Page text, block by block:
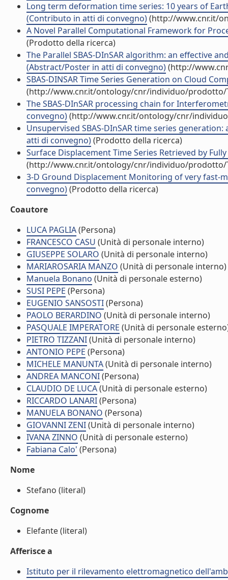
Long term deformation time series: 10 years of
(Contributo in atti di convegno)(http://www.cnr.it/
A Novel Parallel Computational Framework for
(Prodotto della ricerca)
The Parallel SBAS-DInSAR algorithm: an effective
(Abstract/Poster in atti di convegno)(http://
SBAS-DINSAR Time Series Generation on Cloud
(http://www.cnr.it/ontology/cnr/individuo/prodotto/
The SBAS-DInSAR processing chain for
convegno)(http://www.cnr.it/ontology/cnr/
Unsupervised SBAS-DInSAR time series
atti di convegno)(Prodotto della ricerca)
Surface Displacement Time Series Retrieved by
(http://www.cnr.it/ontology/cnr/individuo/prodotto/
3-D Ground Displacement Monitoring of very fast-
convegno)(Prodotto della ricerca)
Coautore
LUCA PAGLIA(Persona)
FRANCESCO CASU (Unità di personale interno)
GIUSEPPE SOLARO (Unità di personale interno)
MARIAROSARIA MANZO (Unità di personale interno)
Manuela Bonano (Unità di personale esterno)
SUSI PEPE (Persona)
EUGENIO SANSOSTI(Persona)
PAOLO BERARDINO (Unità di personale interno)
PASQUALE IMPERATORE (Unità di personale
PIETRO TIZZANI(Unità di personale interno)
ANTONIO PEPE (Persona)
MICHELE MANUNTA(Unità di personale interno)
ANDREA MANCONI(Persona)
CLAUDIO DE LUCA(Unità di personale esterno)
RICCARDO LANARI(Persona)
MANUELA BONANO (Persona)
GIOVANNI ZENI(Unità di personale interno)
IVANA ZINNO (Unità di personale esterno)
Fabiana Calo' (Persona)
Nome
Stefano (literal)
Cognome
Elefante (literal)
Afferisce a
Istituto per il rilevamento elettromagnetico